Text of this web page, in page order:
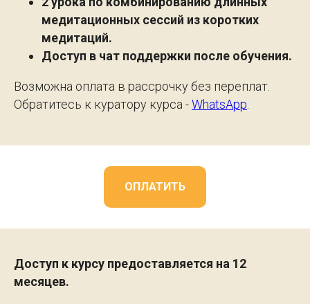
медитационных сессий из коротких
медитаций.
Доступ в чат поддержки после обучения.
Возможна оплата в рассрочку без переплат.
Обратитесь к куратору курса -WhatsApp.
ОПЛАТИТЬ
Доступ к курсу предоставляется на 12
месяцев.